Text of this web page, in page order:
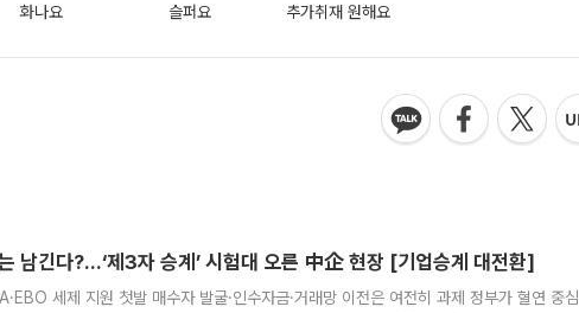
화나요 슬퍼요 추가취재 원해요
남긴다?…‘제3자 승계’ 시험대 오른 中企 현장 [기업승계 대전환]
세제 지원 첫발 매수자 발굴·인수자금·거래망 이전은 여전히 과제 정부가 혈연 중심